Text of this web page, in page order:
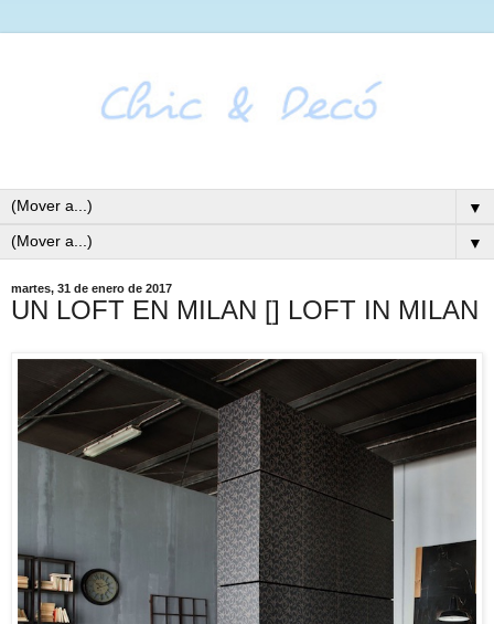
▼
▼
martes, 31 de enero de 2017
UN LOFT EN MILAN [] LOFT IN MILAN